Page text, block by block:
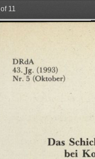
of 11
DRdA
43. Jg. (1993)
Nr. 5(Oktober)
Das
bei